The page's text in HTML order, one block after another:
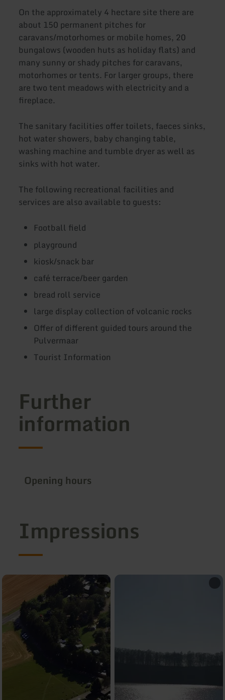
On the approximately 4 hectare site there are
about 150 permanent pitches for
caravans/motorhomes or mobile homes, 20
bungalows (wooden huts as holiday flats) and
many sunny or shady pitches for caravans,
motorhomes or tents. For larger groups, there
are two tent meadows with electricity and a
fireplace.
The sanitary facilities offer toilets, faeces sinks,
hot water showers, baby changing table,
washing machine and tumble dryer as well as
sinks with hot water.
The following recreational facilities and
services are also available to guests:
Football field
playground
kiosk/snack bar
café terrace/beer garden
bread roll service
large display collection of volcanic rocks
Offer of different guided tours around the
Pulvermaar
Tourist Information
Further
information
Opening hours
Impressions